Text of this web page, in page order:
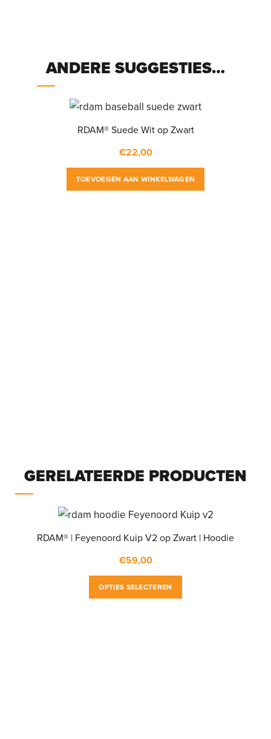
ANDERE SUGGESTIES…
RDAM® Suede Wit op Zwart
€22,00
TOEVOEGEN AAN WINKELWAGEN
GERELATEERDE PRODUCTEN
RDAM® | Feyenoord Kuip V2 op Zwart | Hoodie
€59,00
OPTIES SELECTEREN
product